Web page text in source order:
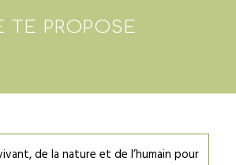
TE PROPOSE
de la nature et de l’humain pour